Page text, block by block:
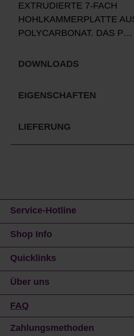
EXTRUDIERTE 7-FACH
HOHLKAMMERPLATTE
POLYCARBONAT. DAS P…
DOWNLOADS
EIGENSCHAFTEN
LIEFERUNG
Service-Hotline
Shop Info
Quicklinks
Über uns
FAQ
Zahlungsmethoden